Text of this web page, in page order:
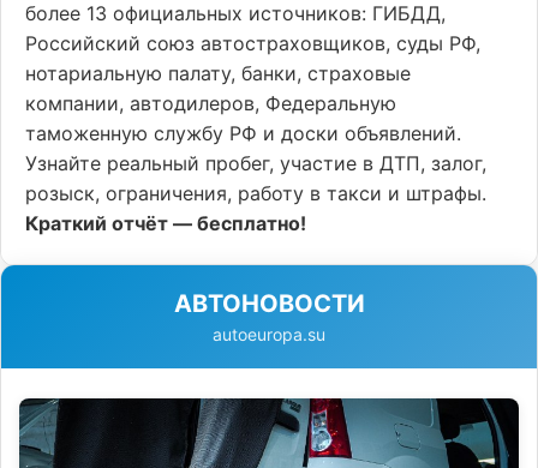
более 13 официальных источников: ГИБДД,
Российский союз автостраховщиков, суды РФ,
нотариальную палату, банки, страховые
компании, автодилеров, Федеральную
таможенную службу РФ и доски объявлений.
Узнайте реальный пробег, участие в ДТП, залог,
розыск, ограничения, работу в такси и штрафы.
Краткий отчёт — бесплатно!
АВТОНОВОСТИ
autoeuropa.su